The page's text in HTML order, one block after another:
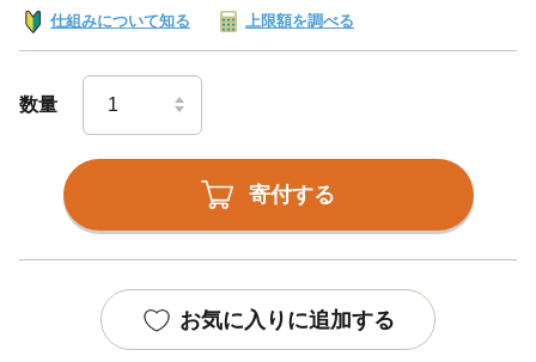
仕組みについて知る 上限額を調べる
数量
寄付する
お気に入りに追加する